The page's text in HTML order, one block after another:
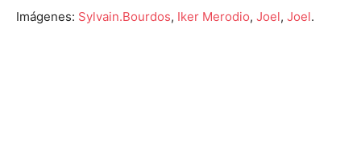
Imágenes: Sylvain.Bourdos, Iker Merodio, Joel, Joel.